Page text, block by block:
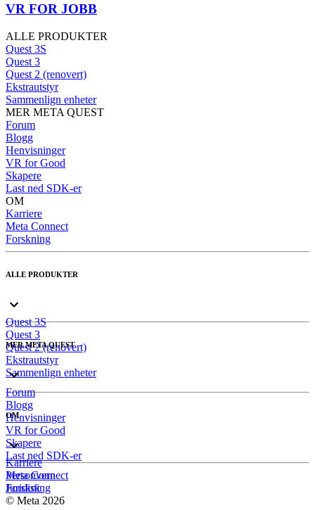
VR FOR JOBB
ALLE PRODUKTER
Quest 3S
Quest 3
Quest 2 (renovert)
Ekstrautstyr
Sammenlign enheter
MER META QUEST
Forum
Blogg
Henvisninger
VR for Good
Skapere
Last ned SDK-er
OM
Karriere
Meta Connect
Forskning
ALLE PRODUKTER
Quest 3S
Quest 3
Quest 2 (renovert)
Ekstrautstyr
Sammenlign enheter
MER META QUEST
Forum
Blogg
Henvisninger
VR for Good
Skapere
Last ned SDK-er
OM
Karriere
Meta Connect
Forskning
Personvern
Juridisk
© Meta 2026